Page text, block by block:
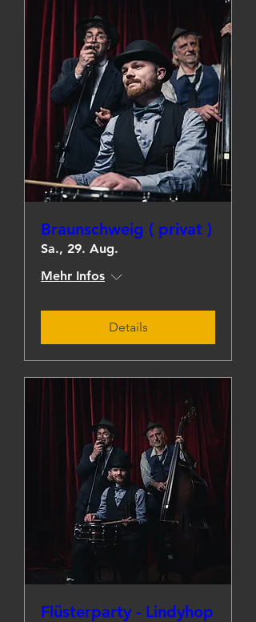
Braunschweig ( privat )
Sa., 29. Aug.
Mehr Infos
Details
Flüsterparty - Lindyhop